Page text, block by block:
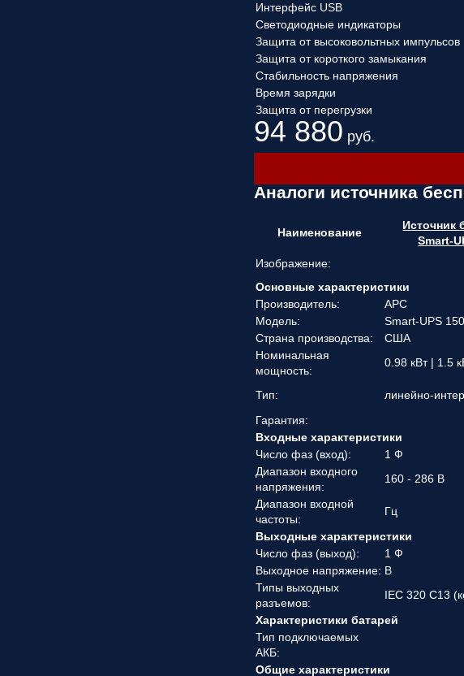
Интерфейс USB
Светодиодные индикаторы
Защита от высоковольтных импульсов
Защита от короткого замыкания
Стабильность напряжения
Время зарядки
Защита от перегрузки
94 880 руб.
Аналоги источника
Наименование
Источник
Smart-
Изображение:
Основные характеристики
Производитель:
APC
Модель:
Smart-UPS
Страна производства:
США
Номинальная
мощность:
0.98 кВт | 1.5
Тип: линейно-
Гарантия:
Входные характеристики
Число фаз (вход):
1 Ф
Диапазон входного
напряжения:
160 - 286 В
Диапазон входной
частоты:
Гц
Выходные характеристики
Число фаз (выход):
1 Ф
Выходное напряжение: В
Типы выходных
разъемов:
IEC 320 C13
Характеристики батарей
Тип подключаемых
АКБ:
Общие характеристики